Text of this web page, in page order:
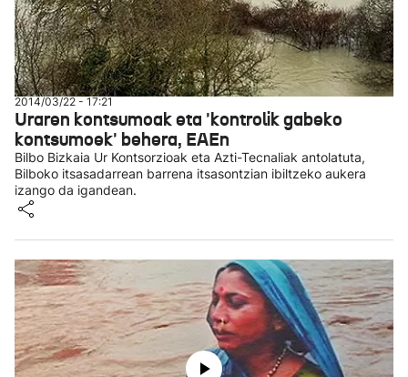
2014/03/22 - 17:21
Uraren kontsumoak eta 'kontrolik gabeko
kontsumoek' behera, EAEn
Bilbo Bizkaia Ur Kontsorzioak eta Azti-Tecnaliak antolatuta,
Bilboko itsasadarrean barrena itsasontzian ibiltzeko aukera
izango da igandean.